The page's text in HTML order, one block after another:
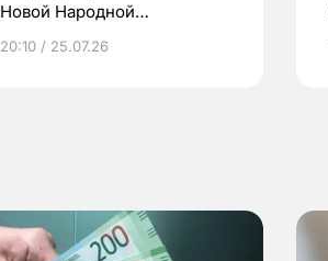
Новой Народной
20:10 / 25.07.26